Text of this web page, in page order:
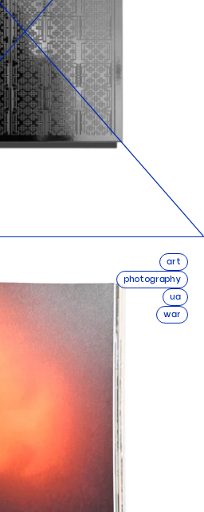
art
photography
ua
war